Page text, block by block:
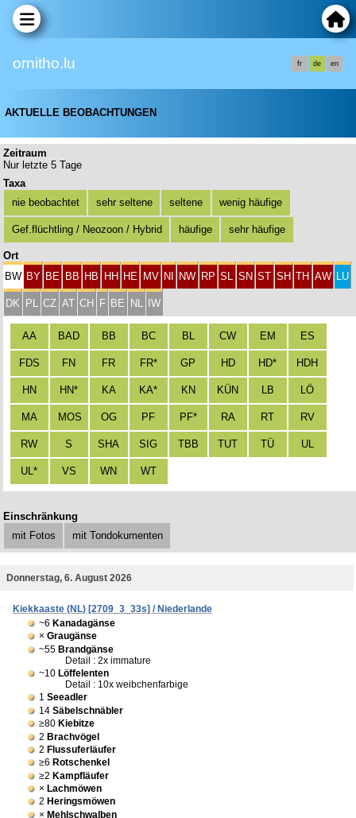
ornitho.lu fr de en
AKTUELLE BEOBACHTUNGEN
Zeitraum
Nur letzte 5 Tage
Taxa
nie beobachtet
sehr seltene seltene wenig häufige
Gef.flüchtling / Neozoon / Hybrid häufige sehr häufige
Ort
BW BY BE BB HB HH HE MV NI NW RP SL SN ST SH TH AW LU
DK PL CZ AT CH F BE NL IW
AA BAD BB BC BL CW EM ES
FDS FN FR FR* GP HD HD* HDH
HN HN* KA KA* KN KÜN LB LÖ
MA MOS OG PF PF* RA RT RV
RW S SHA SIG TBB TUT TÜ UL
UL* VS WN WT
Einschränkung
mit Fotos
mit Tondokumenten
Donnerstag, 6. August 2026
Kiekkaaste (NL) [2709_3_33s] / Niederlande
~6 Kanadagänse
× Graugänse
~55 Brandgänse
Detail : 2x immature
~10 Löffelenten
Detail : 10x weibchenfarbige
1 Seeadler
14 Säbelschnäbler
≥80 Kiebitze
2 Brachvögel
2 Flussuferläufer
≥6 Rotschenkel
≥2 Kampfläufer
× Lachmöwen
2 Heringsmöwen
× Mehlschwalben